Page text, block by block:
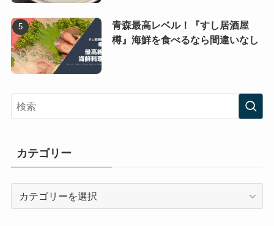
青森最高レベル！『すし居酒屋
樽』海鮮を食べるなら間違いなし
カテゴリー